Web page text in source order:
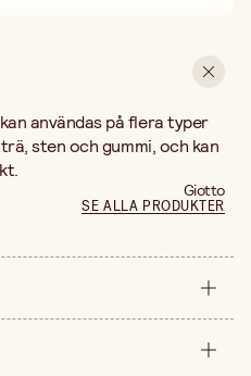
användas på flera typer
sten och gummi, och kan
Giotto
SE ALLA PRODUKTER
förpackning